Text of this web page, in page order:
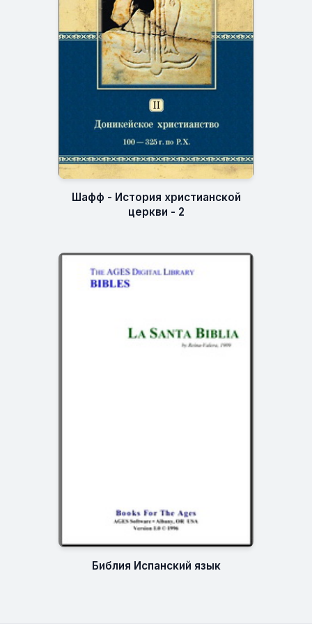
Шафф - История христианской
церкви - 2
Библия Испанский язык